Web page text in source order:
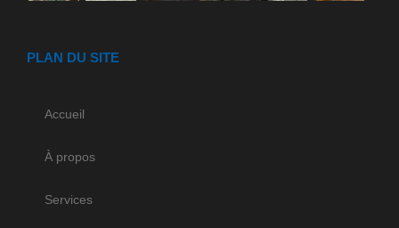
PLAN DU SITE
Accueil
À propos
Services